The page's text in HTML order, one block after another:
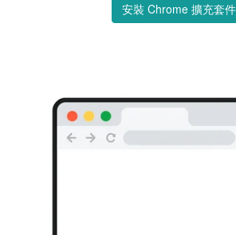
安裝 Chrome 擴充套件